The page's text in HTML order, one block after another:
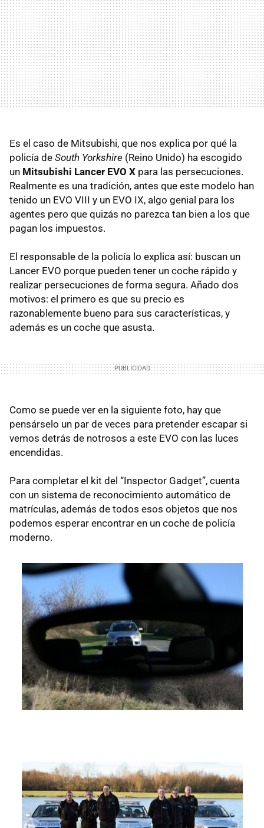
Es el caso de Mitsubishi, que nos explica por qué la
policía de South Yorkshire (Reino Unido) ha escogido
un Mitsubishi Lancer EVO X para las persecuciones.
Realmente es una tradición, antes que este modelo han
tenido un EVO VIII y un EVO IX, algo genial para los
agentes pero que quizás no parezca tan bien a los que
pagan los impuestos.
El responsable de la policía lo explica así: buscan un
Lancer EVO porque pueden tener un coche rápido y
realizar persecuciones de forma segura. Añado dos
motivos: el primero es que su precio es
razonablemente bueno para sus características, y
además es un coche que asusta.
Como se puede ver en la siguiente foto, hay que
pensárselo un par de veces para pretender escapar si
vemos detrás de notrosos a este EVO con las luces
encendidas.
Para completar el kit del “Inspector Gadget”, cuenta
con un sistema de reconocimiento automático de
matrículas, además de todos esos objetos que nos
podemos esperar encontrar en un coche de policía
moderno.